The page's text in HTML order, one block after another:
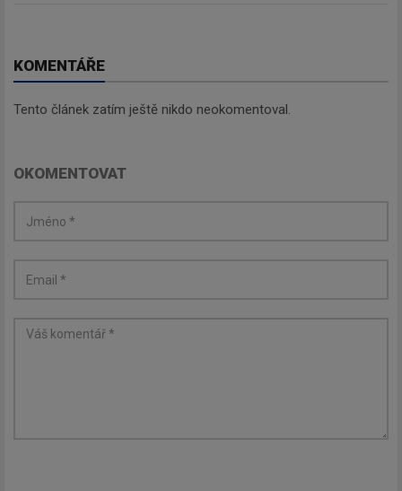
KOMENTÁŘE
Tento článek zatím ještě nikdo neokomentoval.
OKOMENTOVAT